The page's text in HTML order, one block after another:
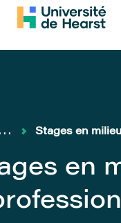
en
Stages en